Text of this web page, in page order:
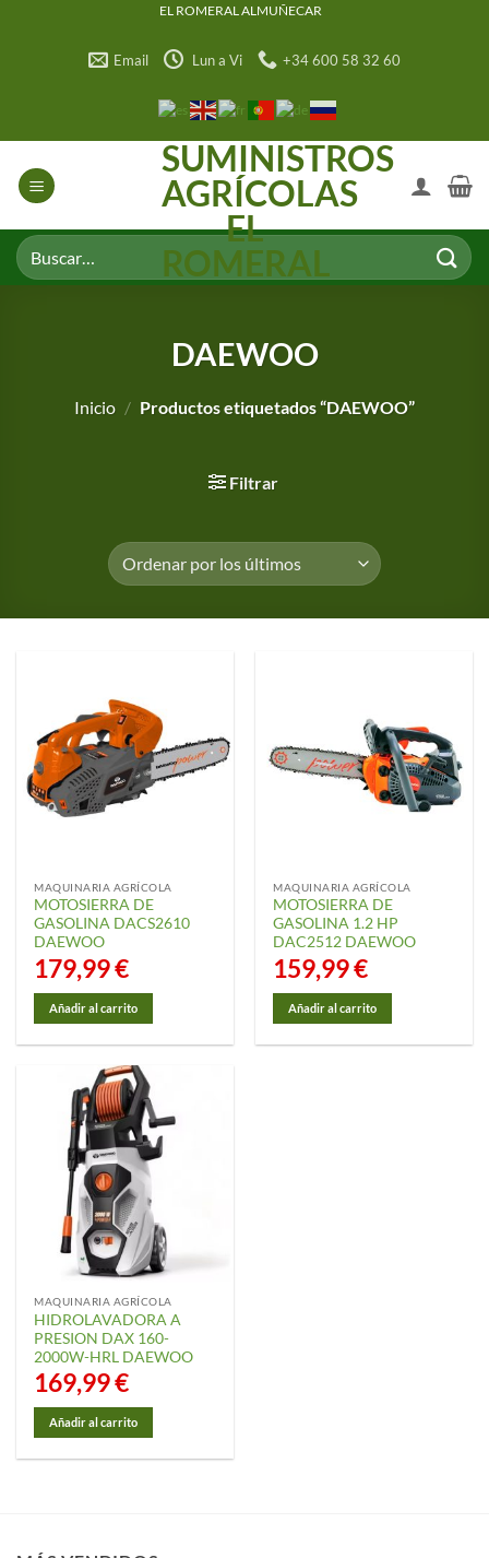
EL ROMERAL ALMUÑECAR
Email Lun a Vi +34 600 58 32 60
SUMINISTROS
AGRÍCOLAS
EL
ROMERAL
Buscar
por:
DAEWOO
Inicio / Productos etiquetados “DAEWOO”
Filtrar
MAQUINARIA AGRÍCOLA
MOTOSIERRA DE
GASOLINA DACS2610
DAEWOO
179,99€
Añadir al carrito
MAQUINARIA AGRÍCOLA
MOTOSIERRA DE
GASOLINA 1.2 HP
DAC2512 DAEWOO
159,99€
Añadir al carrito
MAQUINARIA AGRÍCOLA
HIDROLAVADORA A
PRESION DAX 160-
2000W-HRL DAEWOO
169,99€
Añadir al carrito